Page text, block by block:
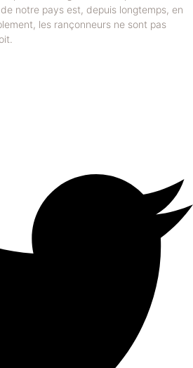
notre pays est, depuis longtemps, en
les rançonneurs ne sont pas